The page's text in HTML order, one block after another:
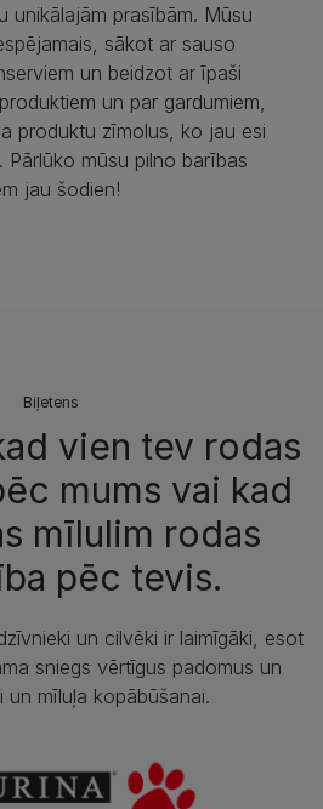
unikālajām prasībām. Mūsu
sākot ar sauso
un beidzot ar īpaši
un par gardumiem,
produktu zīmolus, ko jau esi
Pārlūko mūsu pilno barības
jau šodien!
Biļetens
vien tev rodas
mums vai kad
mīlulim rodas
pēc tevis.
un cilvēki ir laimīgāki, esot
sniegs vērtīgus padomus un
un mīluļa kopābūšanai.